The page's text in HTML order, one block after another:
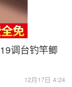
调台钓竿鲫
12月17日 4:24